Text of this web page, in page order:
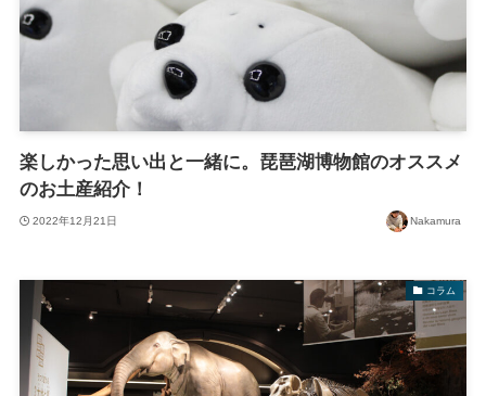
楽しかった思い出と一緒に。琵琶湖博物館のオススメ
のお土産紹介！
2022年12月21日 Nakamura
コラム